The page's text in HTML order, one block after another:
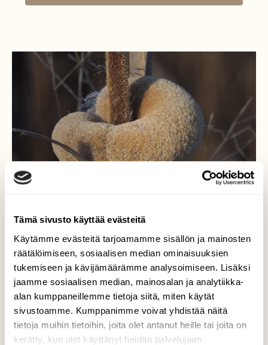
Tämä sivusto käyttää evästeitä
Käytämme evästeitä tarjoamamme sisällön ja mainosten
räätälöimiseen, sosiaalisen median ominaisuuksien
tukemiseen ja kävijämäärämme analysoimiseen. Lisäksi
jaamme sosiaalisen median, mainosalan ja analytiikka-
alan kumppaneillemme tietoja siitä, miten käytät
sivustoamme. Kumppanimme voivat yhdistää näitä
tietoja muihin tietoihin, joita olet antanut heille tai joita on
kerätty, kun olet käyttänyt heidän palvelujaan.
"donitsi"
Osmankäämin lisääntymisprosessi saa
aikaan suuren ja jopa hupaisan muutoksen
ulkonäössä. Useita versioita esiintyy myös.
Valokuvaaja: Martti Valtonen, Mukkula Lahti
18.3.2026